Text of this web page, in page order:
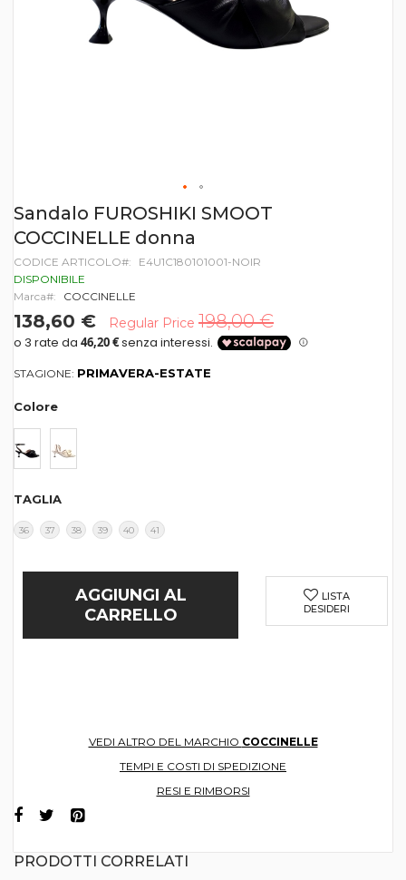
Vai
all'inizio
della
di
immagini
Sandalo FUROSHIKI SMOOT
COCCINELLE donna
CODICE ARTICOLO
E4U1C180101001-NOIR
DISPONIBILE
Marca
COCCINELLE
138,60 € Regular Price 198,00 €
STAGIONE: PRIMAVERA-ESTATE
Colore
TAGLIA
36 37 38 39 40 41
AGGIUNGI AL
CARRELLO
LISTA
DESIDERI
VEDI ALTRO DEL MARCHIO COCCINELLE
TEMPI E COSTI DI SPEDIZIONE
RESI E RIMBORSI
PRODOTTI CORRELATI